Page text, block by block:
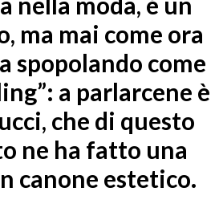
ma mai come ora
spopolando come
a parlarcene è
che di questo
ne ha fatto una
canone estetico.